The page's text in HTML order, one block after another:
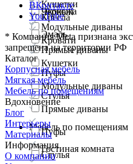
Кушетки
Модульные диваны
Прямые диваны
Пуфы
Стулья
Мебель по помещениям
Гостиная комната
Кресла
Кровати
Кушетки
Модульные диваны
Прямые диваны
Пуфы
Стулья
Черный
Экокожа
Эмаль
ВКонтакте
YouTube
* Компания Meta признана
запрещена на территории РФ
Каталог
Корпусная мебель
Мягкая мебель
Мебель по помещениям
Вдохновение
Блог
Интерьеры
Материалы
Информация
О компании